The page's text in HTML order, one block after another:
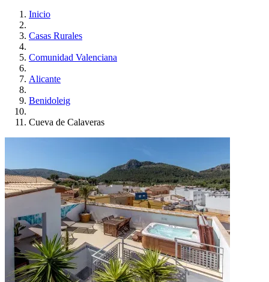
Inicio
Casas Rurales
Comunidad Valenciana
Alicante
Benidoleig
Cueva de Calaveras